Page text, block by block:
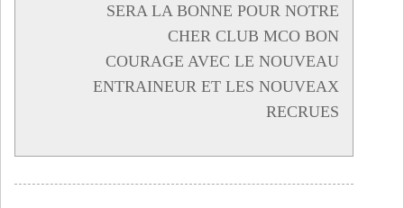
SERA LA BONNE POUR NOTRE
CHER CLUB MCO BON
COURAGE AVEC LE NOUVEAU
ENTRAINEUR ET LES NOUVEAX
RECRUES